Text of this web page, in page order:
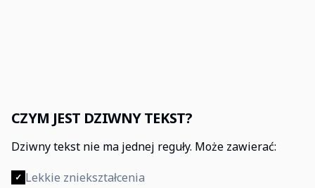
CZYM JEST DZIWNY TEKST?
Dziwny tekst nie ma jednej reguły. Może zawierać:
✓ Lekkie zniekształcenia